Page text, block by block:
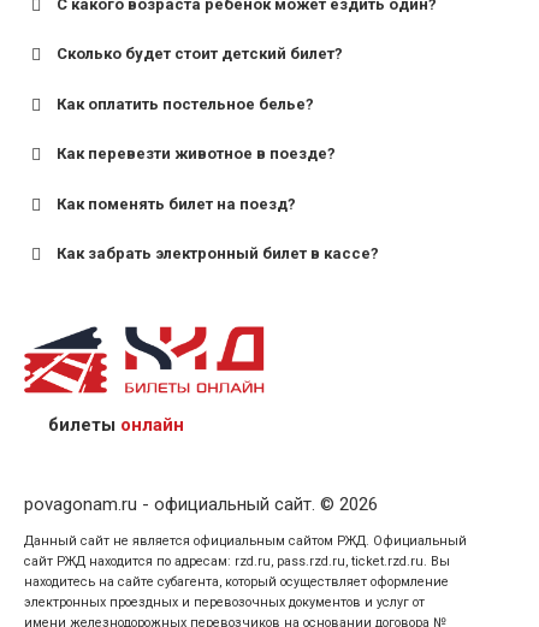
С какого возраста ребенок может ездить один?
для поездов дальнего следования — от 10 лет и
для пригородных поездов — от 7 лет.
Сколько будет стоит детский билет?
Как оплатить постельное белье?
Как перевезти животное в поезде?
Как поменять билет на поезд?
Как забрать электронный билет в кассе?
назвав кассиру 14-значный номер заказа;
предъявив удостоверение личности пассажира, на
кого оформлен билет.
билеты онлайн
povagonam.ru - официальный сайт. © 2026
Данный сайт не является официальным сайтом РЖД. Официальный
сайт РЖД находится по адресам: rzd.ru, pass.rzd.ru, ticket.rzd.ru. Вы
находитесь на сайте субагента, который осуществляет оформление
электронных проездных и перевозочных документов и услуг от
имени железнодорожных перевозчиков на основании договора №